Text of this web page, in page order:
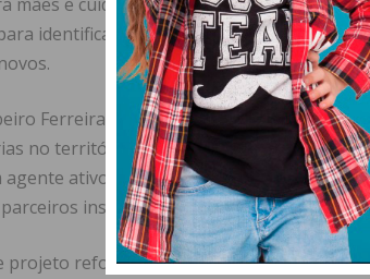
e cuidadores da Casa Abrigo local. A
identificar e atuar de forma rápida,
Ferreira, Diretora de Cidadania
no território. “A CUF tem como objetivo
ativo do desenvolvimento local”,
institucionais e associativos da
projeto reforça o compromisso contínuo